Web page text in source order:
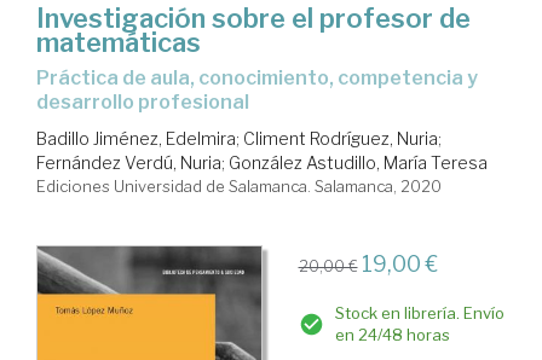
Investigación sobre el profesor de
matemáticas
práctica de aula, conocimiento, competencia y
desarrollo profesional
Badillo Jiménez, Edelmira; Climent Rodríguez, Nuria;
Fernández Verdú, Nuria; González Astudillo, María Teresa
Ediciones Universidad de Salamanca. Salamanca, 2020
20,00 € 19,00 €
Stock en librería. Envío
en 24/48 horas